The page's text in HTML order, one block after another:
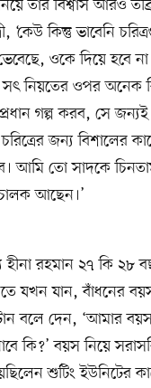
তাঁর বিশ্বাস আরও
‘কেউ কিন্তু ভাবেনি
ওকে দিয়ে হবে
সৎ নিয়তের ওপর অনেক
গল্প করব, সে
জন্য বিশালের
আমি তো সাদকে
আছেন।’
হীনা রহমান ২৭ কি
যখন যান, বাঁধনের
বলে দেন, ‘আমার
কি?’ বয়স নিয়ে
শুটিং ইউনিটের